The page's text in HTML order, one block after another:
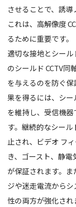
させることで、誘導
これは、高解像度
るために重要です。
適切な接地とシール
のシールド CCTV同
を与えるのを防ぐ
果を得るには、シ
を維持し、受信機
す。継続的なシー
止され、ビデオ フ
き、ゴースト、静
が保証されます。
ジや迷走電流から
性の両方が強化され